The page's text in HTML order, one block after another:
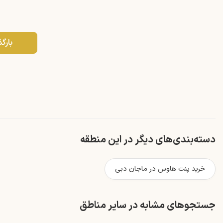
دسته‌بندی‌های دیگر در این منطقه
خرید پنت هاوس در ماجان دبی
جستجوهای مشابه در سایر مناطق